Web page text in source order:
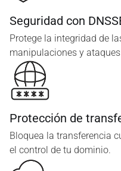
Seguridad con
Protege la integridad de
manipulaciones y ataques
Protección de
Bloquea la transferencia
el control de tu dominio.